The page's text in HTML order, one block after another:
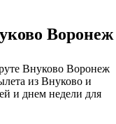
Воронеж
Внуково Воронеж
из Внуково и
и днем недели для